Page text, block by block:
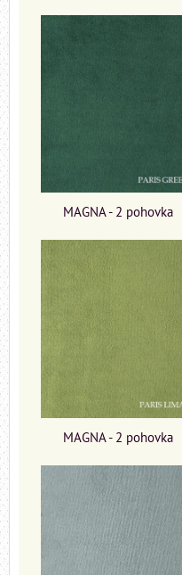
MAGNA - 2 pohovka
MAGNA - 2 pohovka